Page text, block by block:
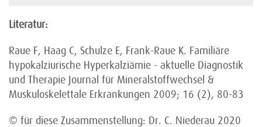
Literatur:
Raue F, Haag C, Schulze E, Frank-Raue K. Familiäre
hypokalziurische Hyperkalziämie - aktuelle Diagnostik
und Therapie Journal für Mineralstoffwechsel &
Muskuloskelettale Erkrankungen 2009; 16 (2), 80-83
© für diese Zusammenstellung: Dr. C. Niederau 2020